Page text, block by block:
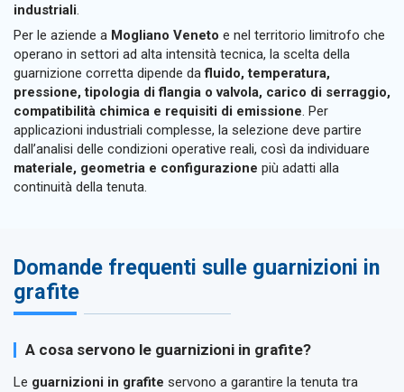
industriali
Per le aziende a Mogliano Veneto e nel territorio limitrofo che
operano in settori ad alta intensità tecnica, la scelta della
guarnizione corretta dipende dafluido, temperatura,
pressione, tipologia di flangia o valvola, carico di serraggio,
compatibilità chimica e requisiti di emissione. Per
applicazioni industriali complesse, la selezione deve partire
dall’analisi delle condizioni operative reali, così da individuare
materiale, geometria e configurazione più adatti alla
continuità della tenuta.
Domande frequenti sulle guarnizioni in
grafite
A cosa servono le guarnizioni in grafite?
Le guarnizioni in grafite servono a garantire la tenuta tra